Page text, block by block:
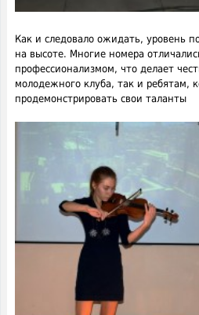
Как и следовало ожидать, уровень
на высоте. Многие номера
профессионализмом, что делает
молодежного клуба, так и ребятам,
продемонстрировать свои таланты